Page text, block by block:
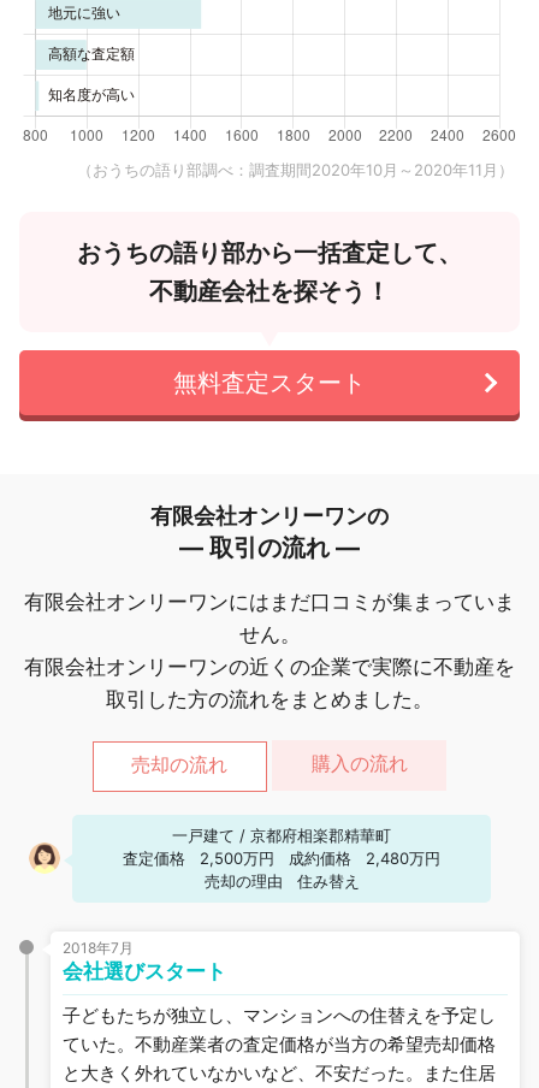
（おうちの語り部調べ：調査期間2020年10月～2020年11月）
おうちの語り部から一括査定して、
不動産会社を探そう！
無料査定スタート
有限会社オンリーワンの
― 取引の流れ ―
有限会社オンリーワンにはまだ口コミが集まっていま
せん。
有限会社オンリーワンの近くの企業で実際に不動産を
取引した方の流れをまとめました。
売却の流れ 購入の流れ
一戸建て / 京都府相楽郡精華町
査定価格
2,500万円 成約価格
2,480万円
売却の理由
住み替え
2018年7月
会社選びスタート
子どもたちが独立し、マンションへの住替えを予定し
ていた。不動産業者の査定価格が当方の希望売却価格
と大きく外れていなかいなど、不安だった。また住居